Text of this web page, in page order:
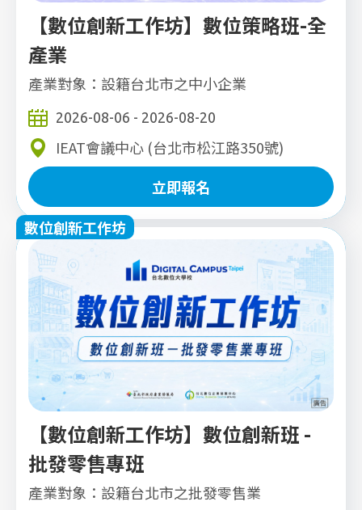
【數位創新工作坊】數位策略班-全
產業
產業對象：設籍台北市之中小企業
2026-08-06 - 2026-08-20
IEAT會議中心 (台北市松江路350號)
立即報名
立即報名
數位創新工作坊
【數位創新工作坊】數位創新班 -
批發零售專班
產業對象：設籍台北市之批發零售業